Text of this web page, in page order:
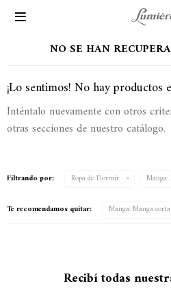

NO SE HAN
¡Lo sentimos! No hay productos
Inténtalo nuevamente con otros
otras secciones de nuestro catálogo.
Filtrando por: Ropa de Dormir Manga:
Te recomendamos quitar: Manga:Manga corta
Recibí todas